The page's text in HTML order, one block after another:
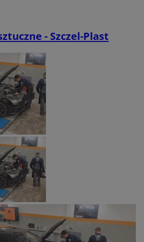
- Szczel-Plast